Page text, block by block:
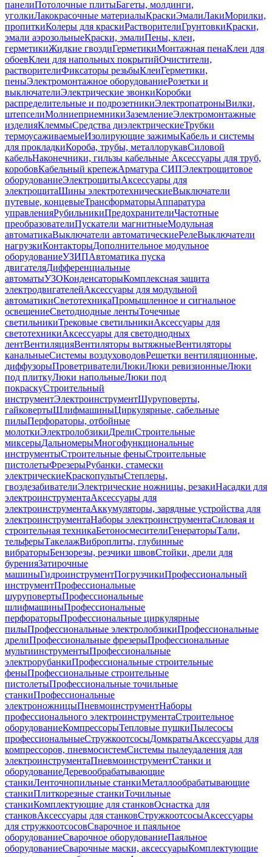
панелиПотолочные плитыБагеты, молдинги,
уголкиЛакокрасочные материалыКраскиЭмалиЛакиМорилки,
пропиткиКолеры для краскиРастворителиГрунтовкиКраски,
эмали аэрозольныеКраски, эмалиПены, клеи,
герметикиЖидкие гвоздиГерметикиМонтажная пенаКлеи для
обоевКлеи для напольных покрытийОчистители,
растворителиФиксаторы резьбыКлеиГерметики,
пеныЭлектромонтажное оборудованиеРозетки и
выключателиЭлектрические звонкиКоробки
распределительные и подрозетникиЭлектропатроныВилки,
штепселиМолниеприемникиЗаземлениеЭлектромонтажные
изделияКлеммыСредства диэлектрическиеТрубки
термоусаживаемыеИзолирующие зажимыКабель и системы
для прокладкиКороба, трубы, металлорукавСиловой
кабельНаконечники, гильзы кабельные Аксессуары для труб,
коробовКабельный крепежАрматура СИПЭлектрощитовое
оборудованиеЭлектрощитыАксессуары для
электрощитаШины электротехническиеВыключатели
путевые, концевыеТрансформаторыАппаратура
управленияРубильникиПредохранителиЧастотные
преобразователиПускатели магнитныеМодульная
автоматикаВыключатели автоматическиеРелеВыключатели
нагрузкиКонтакторыДополнительное модульное
оборудованиеУЗИПАвтоматика пуска
двигателяДифференциальные
автоматыУЗОКонденсаторыКомплексная защита
электродвигателейАксессуары для модульной
автоматикиСветотехникаПромышленное и сигнальное
освещениеСветодиодные лентыТочечные
светильникиТрековые светильникиАксессуары для
светотехникиАксессуары для светодиодных
лентВентиляцияВентиляторы вытяжныеВентиляторы
канальныеСистемы воздуховодовРешетки вентиляционные,
диффузорыПроветривателиЛюкиЛюки ревизионныеЛюки
под плиткуЛюки напольныеЛюки под
покраскуСтроительный
инструментЭлектроинструментШуруповерты,
гайковертыШлифмашиныЦиркулярные, сабельные
пилыПерфораторы, отбойные
молоткиЭлектролобзикиДрелиСтроительные
миксерыДальномерыМногофункциональные
инструментыСтроительные феныСтроительные
пистолетыФрезерыРубанки, стамески
электрическиеКраскопультыСтеплеры,
гвоздезабивателиЭлектрические ножницы, резакиНасадки для
электроинструментаАксессуары для
электроинструментаАккумуляторы, зарядные устройства для
электроинструментаНаборы электроинструментаСиловая и
строительная техникаБетоносмесителиГенераторыТали,
тельферыТакелажВиброплиты, глубинные
вибраторыБензорезы, резчики швовСтойки, дрели для
буренияЗатирочные
машиныГидроинструментПогрузчикиПрофессиональный
инструментПрофессиональные
шуруповертыПрофессиональные
шлифмашиныПрофессиональные
перфораторыПрофессиональные циркулярные
пилыПрофессиональные электролобзикиПрофессиональные
дрелиПрофессиональные фрезерыПрофессиональные
мультиинструментыПрофессиональные
электрорубанкиПрофессиональные строительные
феныПрофессиональные строительные
пистолетыПрофессиональные точильные
станкиПрофессиональные
электроножницыПневмоинструментНаборы
профессионального электроинструментаСтроительное
оборудованиеКомпрессорыТепловые пушкиПылесосы
профессиональныеСтружкоотсосыДомкратыАксессуары для
компрессоров, пневмосистемСистемы пылеудаления для
электроинструментаПневмоинструментСтанки и
оборудованиеДеревообрабатывающие
станкиЛенточнопильные станкиМеталлообрабатывающие
станкиПлиткорезные станкиТочильные
станкиКомплектующие для станковОснастка для
станковАксессуары для станковСтружкоотсосыАксессуары
для стружкоотсосовСварочное и паяльное
оборудованиеСварочное оборудованиеПаяльное
оборудованиеСварочные маски, аксессуарыКомплектующие